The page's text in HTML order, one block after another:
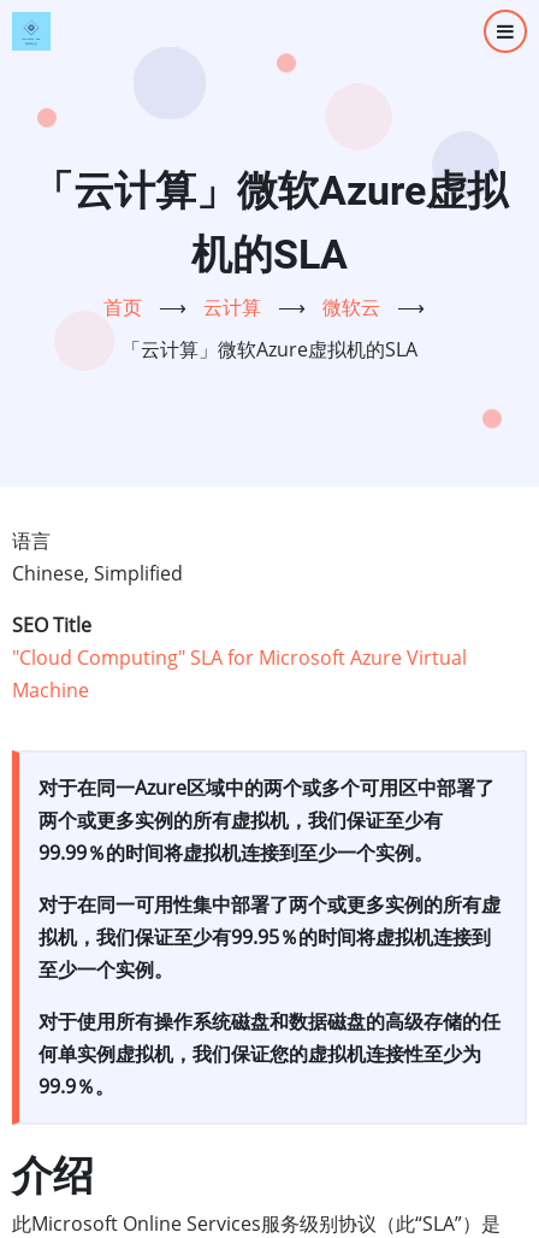
跳
转
「云计算」微软Azure虚拟
机的SLA
首页 ⟶ 云计算 ⟶ 微软云
⟶
「云计算」微软Azure虚拟机的SLA
语言
Chinese, Simplified
SEO Title
"Cloud Computing" SLA for Microsoft Azure Virtual
Machine
对于在同一Azure区域中的两个或多个可用区中部署了
两个或更多实例的所有虚拟机，我们保证至少有
99.99％的时间将虚拟机连接到至少一个实例。
对于在同一可用性集中部署了两个或更多实例的所有虚
拟机，我们保证至少有99.95％的时间将虚拟机连接到
至少一个实例。
对于使用所有操作系统磁盘和数据磁盘的高级存储的任
何单实例虚拟机，我们保证您的虚拟机连接性至少为
99.9％。
介绍
此Microsoft Online Services服务级别协议（此“SLA”）是